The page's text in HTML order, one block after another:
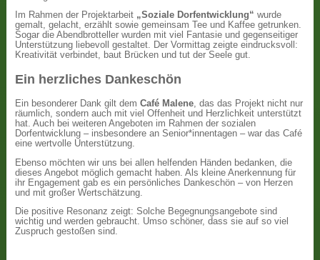
Im Rahmen der Projektarbeit „Soziale Dorfentwicklung“ wurde
gemalt, gelacht, erzählt sowie gemeinsam Tee und Kaffee getrunken.
Sogar die Abendbrotteller wurden mit viel Fantasie und gegenseitiger
Unterstützung liebevoll gestaltet. Der Vormittag zeigte eindrucksvoll:
Kreativität verbindet, baut Brücken und tut der Seele gut.
Ein herzliches Dankeschön
Ein besonderer Dank gilt demCafé Malene, das das Projekt nicht nur
räumlich, sondern auch mit viel Offenheit und Herzlichkeit unterstützt
hat. Auch bei weiteren Angeboten im Rahmen der sozialen
Dorfentwicklung – insbesondere an Senior*innentagen – war das Café
eine wertvolle Unterstützung.
Ebenso möchten wir uns bei allen helfenden Händen bedanken, die
dieses Angebot möglich gemacht haben. Als kleine Anerkennung für
ihr Engagement gab es ein persönliches Dankeschön – von Herzen
und mit großer Wertschätzung.
Die positive Resonanz zeigt: Solche Begegnungsangebote sind
wichtig und werden gebraucht. Umso schöner, dass sie auf so viel
Zuspruch gestoßen sind.